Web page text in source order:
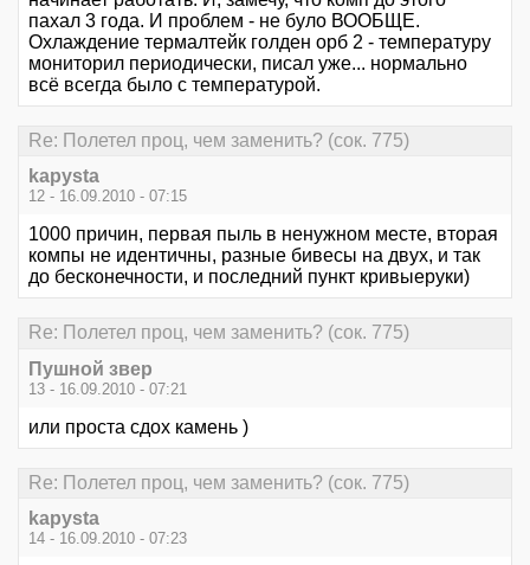
пахал 3 года. И проблем - не було ВООБЩЕ.
Охлаждение термалтейк голден орб 2 - температуру
мониторил периодически, писал уже... нормально
всё всегда было с температурой.
Re: Полетел проц, чем заменить? (сок. 775)
kapysta
12 - 16.09.2010 - 07:15
1000 причин, первая пыль в ненужном месте, вторая
компы не идентичны, разные бивесы на двух, и так
до бесконечности, и последний пункт кривыеруки)
Re: Полетел проц, чем заменить? (сок. 775)
Пушной звер
13 - 16.09.2010 - 07:21
или проста сдох камень )
Re: Полетел проц, чем заменить? (сок. 775)
kapysta
14 - 16.09.2010 - 07:23